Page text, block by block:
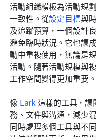
活動組織模板為活動規
一致性。從設定目標與
及追蹤預算，一個設計
避免臨時狀況。它也讓
動中重複使用，無論是
活動。隨著活動規模與
工作空間變得更加重要。
像 Lark 這樣的工具，讓
務、文件與溝通，減少
同時處理多個工具與不